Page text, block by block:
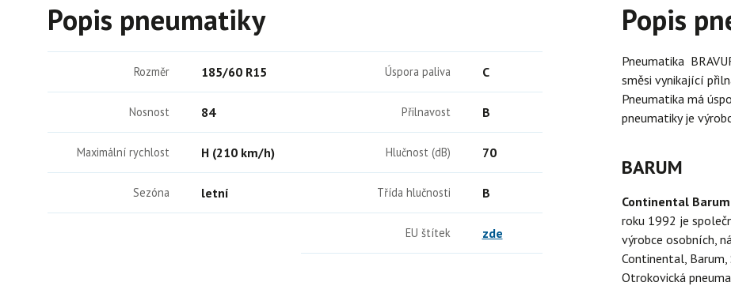
Popis pneumatiky
Rozměr 185/60 R15
Nosnost 84
Maximální rychlost H (210 km/h)
Sezóna letní
Úspora paliva C
Přilnavost B
Hlučnost (dB) 70
Třída hlučnosti B
EU štítek zde
Popis
Pneumatika
směsi vynikající
Pneumatika má
pneumatiky je
BARUM
Continental Barum
roku 1992 je
výrobce osobních,
Continental, Barum,
Otrokovická